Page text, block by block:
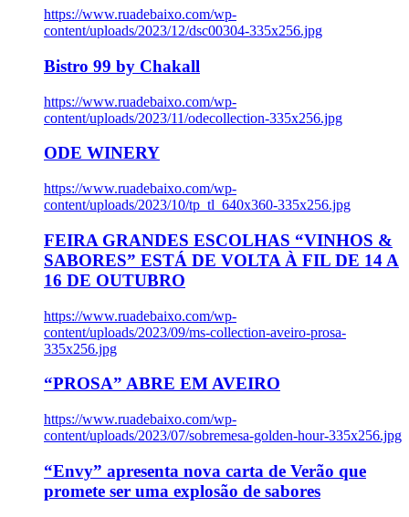
https://www.ruadebaixo.com/wp-
content/uploads/2023/12/dsc00304-335x256.jpg
Bistro 99 by Chakall
https://www.ruadebaixo.com/wp-
content/uploads/2023/11/odecollection-335x256.jpg
ODE WINERY
https://www.ruadebaixo.com/wp-
content/uploads/2023/10/tp_tl_640x360-335x256.jpg
FEIRA GRANDES ESCOLHAS “VINHOS &
SABORES” ESTÁ DE VOLTA À FIL DE 14 A
16 DE OUTUBRO
https://www.ruadebaixo.com/wp-
content/uploads/2023/09/ms-collection-aveiro-prosa-
335x256.jpg
“PROSA” ABRE EM AVEIRO
https://www.ruadebaixo.com/wp-
content/uploads/2023/07/sobremesa-golden-hour-335x256.jpg
“Envy” apresenta nova carta de Verão que
promete ser uma explosão de sabores